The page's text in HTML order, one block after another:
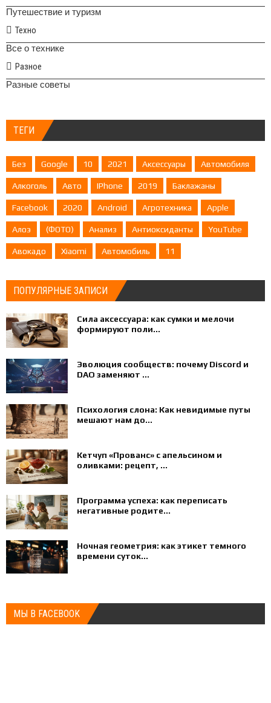
Путешествие и туризм
Техно
Все о технике
Разное
Разные советы
ТЕГИ
Без Google 10 2021 Аксессуары Автомобиля
Алкоголь Авто IPhone 2019 Баклажаны
Facebook 2020 Android Агротехника Apple
Алоэ (ФОТО) Анализ Антиоксиданты YouTube
Авокадо Xiaomi Автомобиль 11
ПОПУЛЯРНЫЕ ЗАПИСИ
Сила аксессуара: как сумки и мелочи
формируют поли...
Эволюция сообществ: почему Discord и
DAO заменяют ...
Психология слона: Как невидимые путы
мешают нам до...
Кетчуп «Прованс» с апельсином и
оливками: рецепт, ...
Программа успеха: как переписать
негативные родите...
Ночная геометрия: как этикет темного
времени суток...
МЫ В FACEBOOK